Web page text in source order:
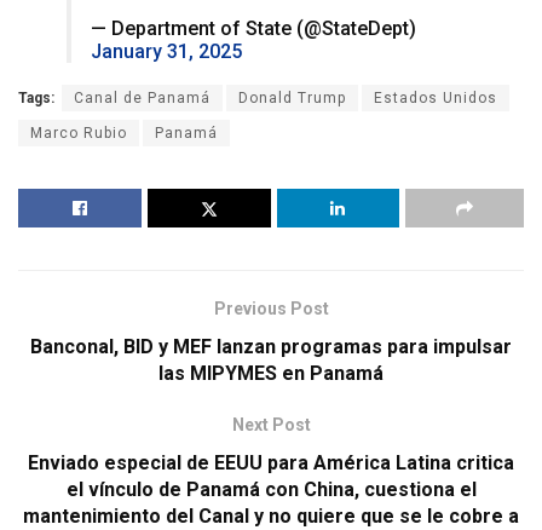
— Department of State (@StateDept)
January 31, 2025
Tags: Canal de Panamá Donald Trump Estados Unidos
Marco Rubio Panamá
Previous Post
Banconal, BID y MEF lanzan programas para impulsar
las MIPYMES en Panamá
Next Post
Enviado especial de EEUU para América Latina critica
el vínculo de Panamá con China, cuestiona el
mantenimiento del Canal y no quiere que se le cobre a